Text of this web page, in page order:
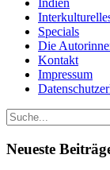
Indien
Specials
Die
Kontakt
Impressum
Neueste